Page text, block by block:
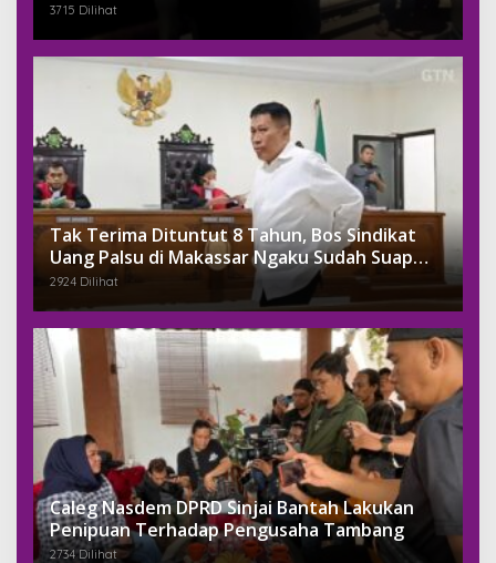
3715 Dilihat
Tak Terima Dituntut 8 Tahun, Bos Sindikat
Uang Palsu di Makassar Ngaku Sudah Suap
Jaksa Dengan Miliaran
2924 Dilihat
Caleg Nasdem DPRD Sinjai Bantah Lakukan
Penipuan Terhadap Pengusaha Tambang
2734 Dilihat